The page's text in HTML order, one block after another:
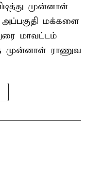
முன்னாள்
மக்களை
மாவட்டம்
முன்னாள் ராணுவ